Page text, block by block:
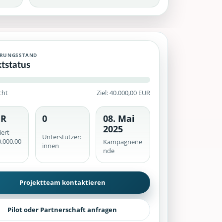
Kampagne mit historischem Finanzierungsstand,
werden serverseitig geprüft.
Ziel: 40.000,00 EUR
0
Unterstützer:
innen
08. Mai
2025
Kampagnene
nde
Projektteam kontaktieren
Pilot oder Partnerschaft anfragen